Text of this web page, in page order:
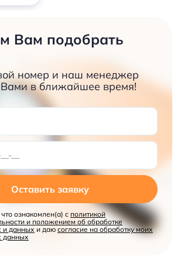
Вам подобрать
номер и наш менеджер
Вами в ближайшее время!
Оставить заявку
ознакомлен(а) с политикой
и положением об обработке
и данных и даю согласие на обработку моих
данных